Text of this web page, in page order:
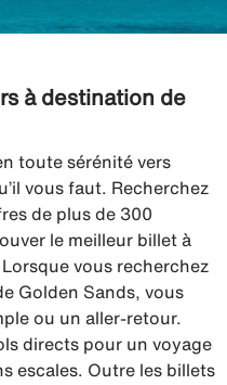
à destination de
toute sérénité vers
vous faut. Recherchez
de plus de 300
le meilleur billet à
vous recherchez
Golden Sands, vous
ou un aller-retour.
directs pour un voyage
escales. Outre les billets